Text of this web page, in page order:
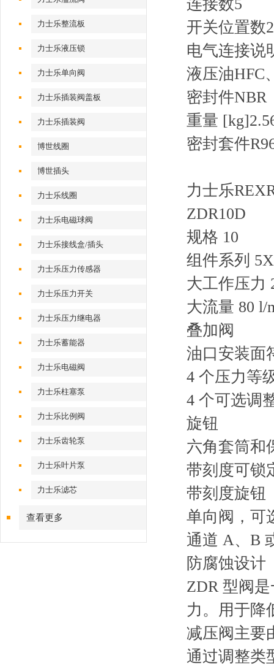
力士乐整流板
力士乐液压锁
力士乐单向阀
力士乐插装阀盖板
力士乐插装阀
博世线圈
博世插头
力士乐线圈
力士乐电磁球阀
力士乐接线盒/插头
力士乐压力传感器
力士乐压力开关
力士乐压力继电器
力士乐蓄能器
力士乐电磁阀
力士乐柱塞泵
力士乐比例阀
力士乐齿轮泵
力士乐叶片泵
力士乐滤芯
查看更多
连接数5
开关位置数2
电气连接说
液压油HFC
密封件NBR
重量 [kg]
密封套件
力士乐
ZDR10D
规格 10
组件系列 5X
大工作压力
大流量 80 l/
叠加阀
油口安装面
4 个压力等
4 个可选调
旋钮
六角套筒和
带刻度可锁
带刻度旋钮
单向阀，可
通道 A、B
防腐蚀设计
ZDR 型阀
力。用于降
减压阀主要
通过调整类